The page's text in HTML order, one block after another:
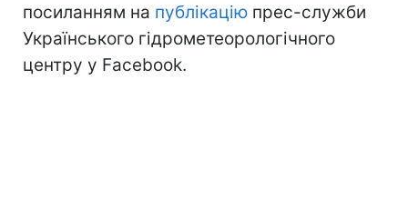
посиланням на публікацію прес-служби
Українського гідрометеорологічного
центру у Facebook.